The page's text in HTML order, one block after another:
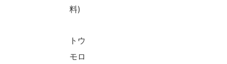
料)
トウ
モロ